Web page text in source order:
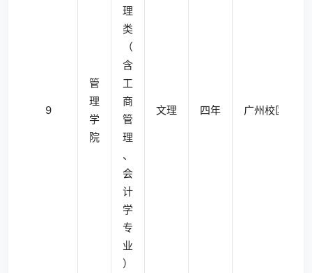
9
管
理
学
院
理
类
（
含
工
商
管
理
、
会
计
学
专
业
）
文理 四年 广州校区东校